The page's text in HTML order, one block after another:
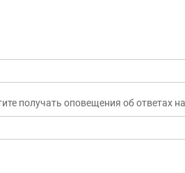
получать оповещения об ответах